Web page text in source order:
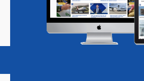
Magazine Podcasts